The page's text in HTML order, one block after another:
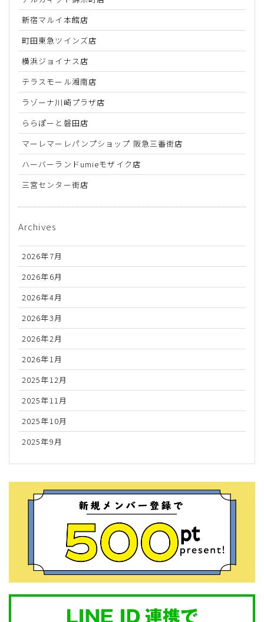
新宿マルイ本館店
町田東急ツインズ店
横浜ジョイナス店
テラスモール湘南店
ラゾーナ川崎プラザ店
ららぽーと磐田店
マーレマーレパンプショップ 阪急三番街店
ハーバーランドumieモザイク店
三宮センター街店
Archives
2026年7月
2026年6月
2026年4月
2026年3月
2026年2月
2026年1月
2025年12月
2025年11月
2025年10月
2025年9月